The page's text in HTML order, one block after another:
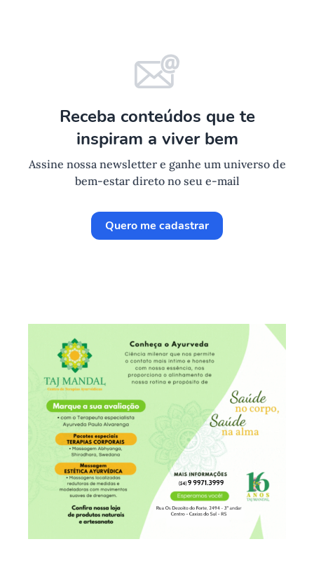
Receba conteúdos que te
inspiram a viver bem
Assine nossa newsletter e ganhe um universo de
bem-estar direto no seu e-mail
Quero me cadastrar